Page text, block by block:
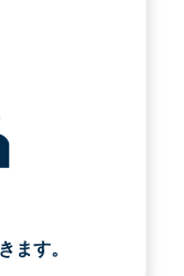
ます。